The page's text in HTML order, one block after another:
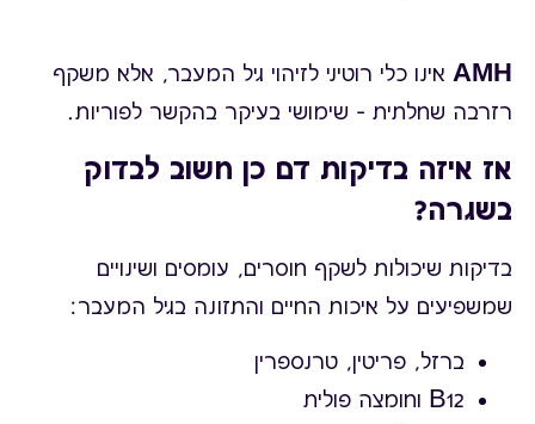
AMH אינו כלי רוטיני לזיהוי גיל המעבר, אלא משקף
רזרבה שחלתית – שימושי בעיקר בהקשר לפוריות.
אז איזה בדיקות דם כן חשוב לבדוק
בשגרה?
בדיקות שיכולות לשקף חוסרים, עומסים ושינויים
שמשפיעים על איכות החיים והתזונה בגיל המעבר:
ברזל, פריטין, טרנספרין
B12 וחומצה פולית